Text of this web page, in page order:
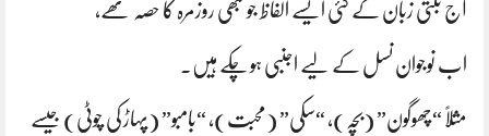
آج بلتی زبان کے کئی ایسے الفاظ جو کبھی روزمرہ کا حصہ تھے،
اب نوجوان نسل کے لیے اجنبی ہو چکے ہیں۔
مثلاً “چھوگون” (بچہ)، “سُکی” (محبت)، “بامبو” (پہاڑ کی چوٹی) جیسے